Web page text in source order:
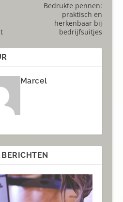
Bedrukte pennen:
praktisch en
herkenbaar bij
bedrijfsuitjes
Marcel